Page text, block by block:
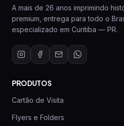
A mais de 26 anos imprimindo
premium, entrega para todo o
especializado em Curitiba — PR.
PRODUTOS
Cartão de Visita
Flyers e Folders